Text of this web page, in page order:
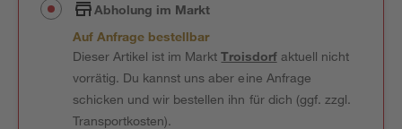
Abholung im Markt
Auf Anfrage bestellbar
Dieser Artikel ist im MarktTroisdorfaktuell nicht
vorrätig. Du kannst uns aber eine Anfrage
schicken und wir bestellen ihn für dich (ggf. zzgl.
Transportkosten).